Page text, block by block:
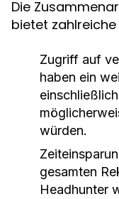
Die
bietet
Zugriff auf
haben ein
würden.
gesamten
Headhunter